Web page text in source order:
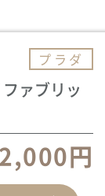
プラダ
ァブリッ
円